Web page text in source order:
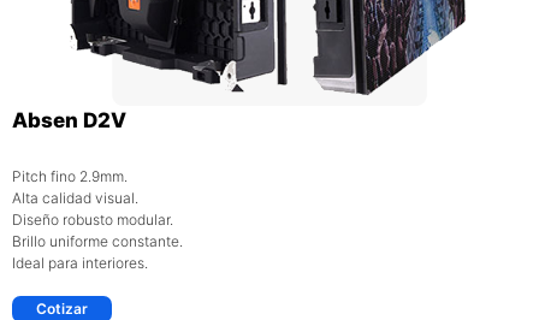
Absen D2V
Pitch fino 2.9mm.
Alta calidad visual.
Diseño robusto modular.
Brillo uniforme constante.
Ideal para interiores.
Cotizar